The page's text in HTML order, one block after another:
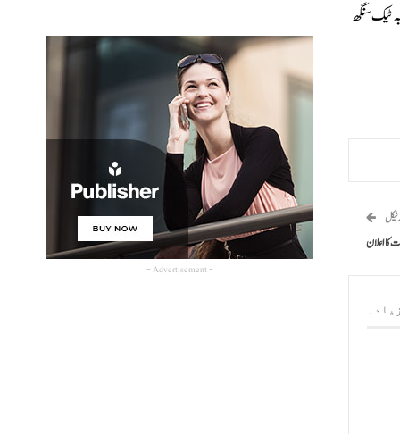
ٹیک سنگھ
کا اعلان
- Advertisement -